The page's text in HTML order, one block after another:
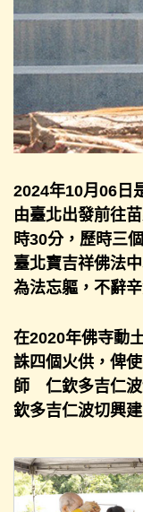
2024年10月06日
由臺北出發前往
時30分，歷時三
臺北寶吉祥佛法
為法忘軀，不辭
在2020年佛寺動
誅四個火供，俾
師 仁欽多吉仁波
欽多吉仁波切興